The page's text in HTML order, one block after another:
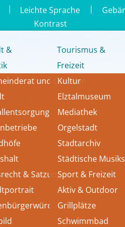
| Leichte Sprache |
Kontrast
&
und Gremien
& Satzungen
Tourismus &
Freizeit
Kultur
Elztalmuseum
Mediathek
Orgelstadt
Stadtarchiv
Städtische
Sport & Freizeit
Aktiv & Outdoor
Grillplätze
Schwimmbad